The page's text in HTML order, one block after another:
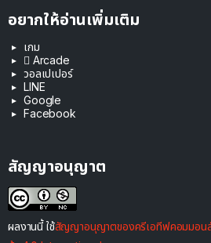
อยากให้อ่านเพิ่มเติม
เกม
 Arcade
วอลเปเปอร์
LINE
Google
Facebook
สัญญาอนุญาต
ผลงานนี้ ใช้สัญญาอนุญาตของครีเอทีฟคอมมอนส์